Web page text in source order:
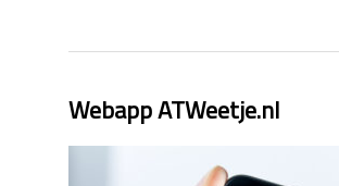
Webapp ATWeetje.nl